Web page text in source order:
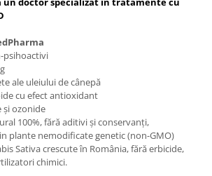
psihoactivi
ale uleiului de cânepă
cu efect antioxidant
și ozonide
100%, fără aditivi și conservanți,
plante nemodificate genetic (non-GMO)
Sativa crescute în România, fără erbicide,
chimici.